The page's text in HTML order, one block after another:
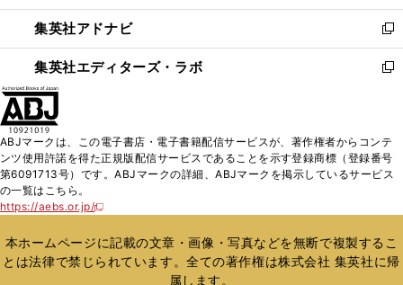
開
く
ウ
で
開
く
ン
ド
ウ
で
ウ
ィ
ン
ド
く
集英社アドナビ
新
し
い
ド
ウ
で
集英社エディターズ・ラボ
新
ィ
ン
ド
開
く
ABJマークは、この電子書店・電子書籍配信サービスが、著作権者からコンテ
ンツ使用許諾を得た正規版配信サービスであることを示す登録商標（登録番号
第6091713号）です。ABJマークの詳細、ABJマークを掲示しているサービス
の一覧はこちら。
https://aebs.or.jp/
新
い
ウ
ィ
本ホームページに記載の文章・画像・写真などを無断で複製するこ
とは法律で禁じられています。全ての著作権は株式会社 集英社に帰
属します。